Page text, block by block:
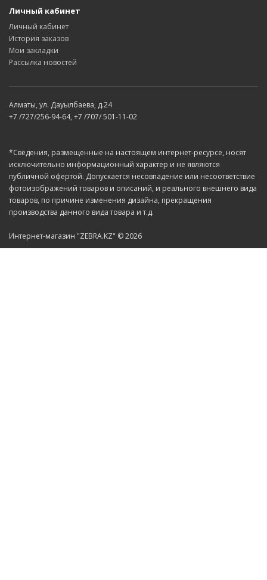
Личный кабинет
Личный кабинет
История заказов
Мои закладки
Рассылка новостей
Алматы, ул. Дауылбаева, д.24
+7 /727/256-94-64, +7 /707/ 501-11-02
*Сведения, размещенные на настоящем интернет-ресурсе, носят
исключительно информационный характер и не являются
публичной офертой. Допускается несовпадение или несоответствие
фотоизображений товаров и описаний, и реального внешнего вида
товаров, по причине изменения дизайна, прекращения
производства данного вида товара и т.д.
Интернет-магазин "ZEBRA.KZ" © 2026